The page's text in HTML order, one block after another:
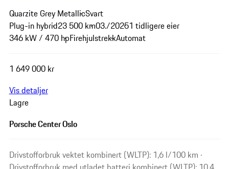
Quarzite Grey MetallicSvart
Plug-in hybrid23 500 km03./20251 tidligere eier
346 kW / 470 hpFirehjulstrekkAutomat
1 649 000 kr
Vis detaljer
Lagre
Porsche Center Oslo
Drivstofforbruk vektet kombinert (WLTP): 1,6 l/100 km ·